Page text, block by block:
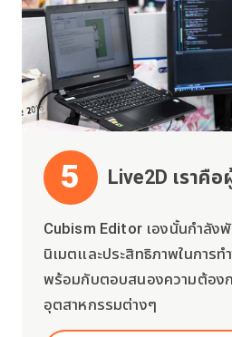
5 Live2D เราคื
Cubism Editor เองนั้นกำลั
นิเมตและประสิทธิภาพในการท
พร้อมกับตอบสนองความต้องก
อุตสาหกรรมต่างๆ